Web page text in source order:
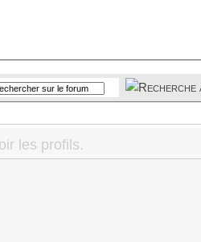
les profils.